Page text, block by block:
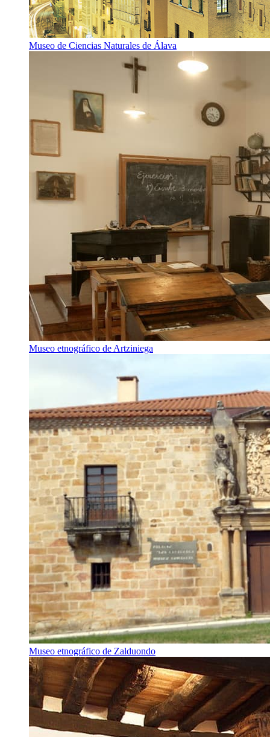
Museo de Ciencias Naturales de Álava
Museo etnográfico de Artziniega
Museo etnográfico de Zalduondo